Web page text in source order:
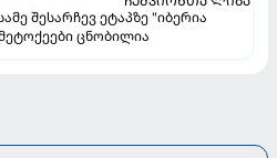
შესარჩევ ეტაპზე "იბერია
ცნობილია